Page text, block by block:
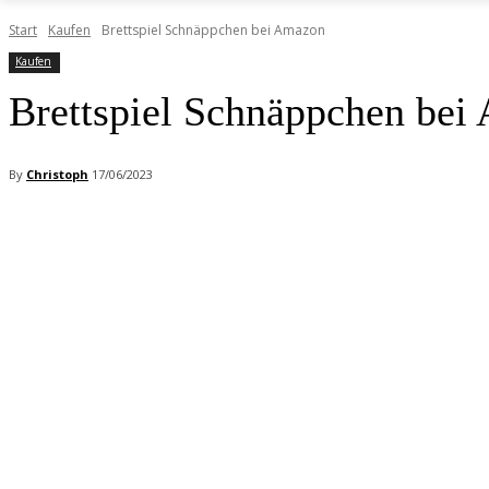
Start Kaufen Brettspiel Schnäppchen bei Amazon
Kaufen
Brettspiel Schnäppchen bei
By Christoph 17/06/2023